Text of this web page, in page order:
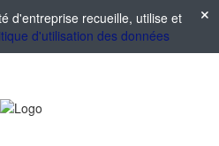
d'entreprise recueille, utilise et
d'utilisation des données